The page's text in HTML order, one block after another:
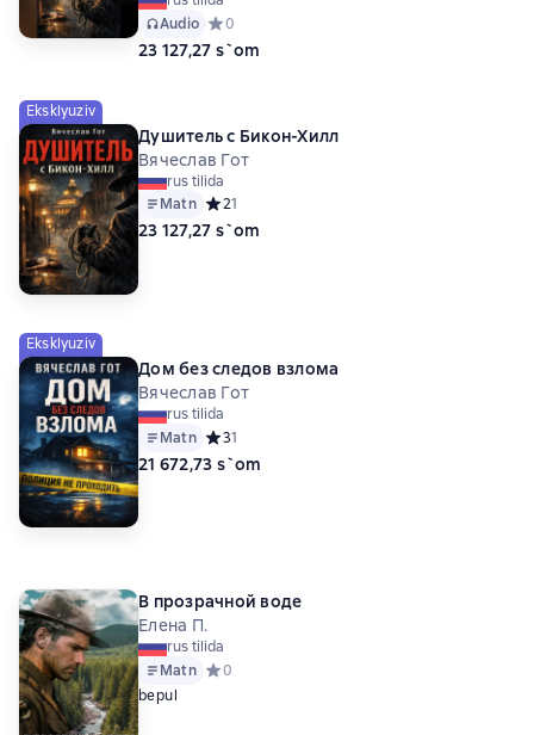
Audio Средний рейтинг 0 на основе 0 оценок
0
23 127,27 s`om
Eksklyuziv
Душитель с Бикон-Хилл
Вячеслав Гот
rus tilida
Matn Средний рейтинг 2 на основе 1 оценок
21
23 127,27 s`om
Eksklyuziv
Дом без следов взлома
Вячеслав Гот
rus tilida
Matn Средний рейтинг 3 на основе 1 оценок
31
21 672,73 s`om
В прозрачной воде
Елена П.
rus tilida
Matn Средний рейтинг 0 на основе 0 оценок
0
bepul